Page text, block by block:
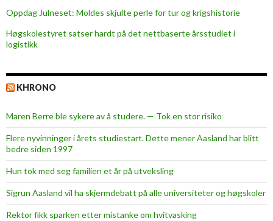
Oppdag Julneset: Moldes skjulte perle for tur og krigshistorie
Høgskolestyret satser hardt på det nettbaserte årsstudiet i
logistikk
KHRONO
Maren Berre ble sykere av å studere. — Tok en stor risiko
Flere nyvinninger i årets studiestart. Dette mener Aasland har blitt
bedre siden 1997
Hun tok med seg familien et år på utveksling
Sigrun Aasland vil ha skjerm­debatt på alle universiteter og høgskoler
Rektor fikk sparken etter mistanke om hvitvasking